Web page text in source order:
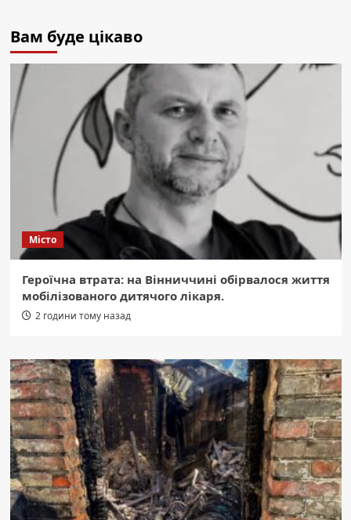
Вам буде цікаво
Місто
Героїчна втрата: на Вінниччині обірвалося життя
мобілізованого дитячого лікаря.
2 години тому назад